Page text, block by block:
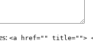
<a href="" title="">